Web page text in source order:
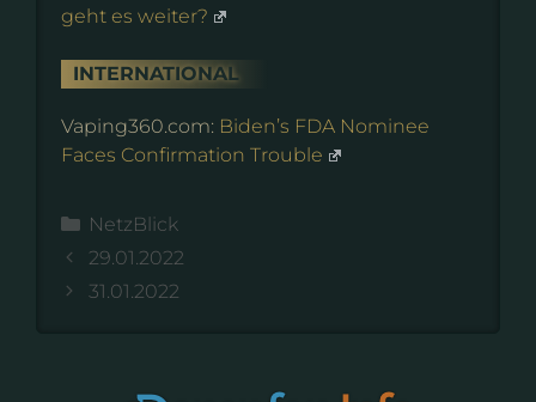
geht es weiter?
INTERNATIONAL
Vaping360.com: Biden’s FDA Nominee
Faces Confirmation Trouble
Kategorien
NetzBlick
29.01.2022
31.01.2022